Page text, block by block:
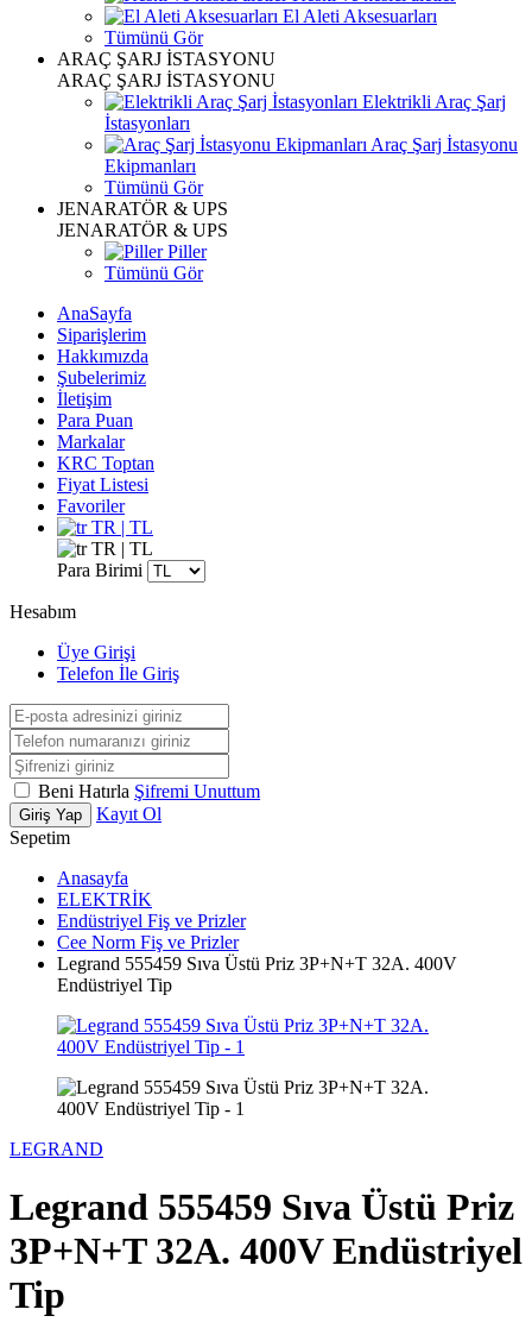
El Aleti Aksesuarları
Tümünü Gör
ARAÇ ŞARJ İSTASYONU
ARAÇ ŞARJ İSTASYONU
Elektrikli Araç Şarj
İstasyonları
Araç Şarj İstasyonu
Ekipmanları
Tümünü Gör
JENARATÖR & UPS
JENARATÖR & UPS
Piller
Tümünü Gör
AnaSayfa
Siparişlerim
Hakkımızda
Şubelerimiz
İletişim
Para Puan
Markalar
KRC Toptan
Fiyat Listesi
Favoriler
TR | TL
TR | TL
Para Birimi
Hesabım
Üye Girişi
Telefon İle Giriş
Beni Hatırla Şifremi Unuttum
Giriş Yap
Kayıt Ol
Sepetim
Anasayfa
ELEKTRİK
Endüstriyel Fiş ve Prizler
Cee Norm Fiş ve Prizler
Legrand 555459 Sıva Üstü Priz 3P+N+T 32A. 400V
Endüstriyel Tip
LEGRAND
Legrand 555459 Sıva Üstü Priz
3P+N+T 32A. 400V Endüstriyel
Tip